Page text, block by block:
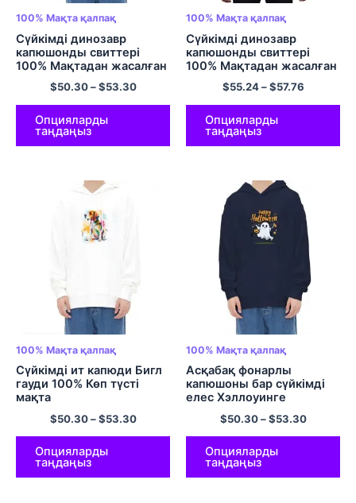
100% Мақта қалпақ
Сүйкімді динозавр
капюшонды свиттері
100% Мақтадан жасалған
ыңғайлы ЕО өлшемді
пуловер ерлер мен
әйелдерге арналған
үлкен габариттік капюди
Ең жақсы достар капюдиі
Түрлі түсті
$50.30–$53.30
Опцияларды
таңдаңыз
100% Мақта қалпақ
Сүйкімді динозавр
капюшонды свиттері
100% Мақтадан жасалған
ыңғайлы ЕО өлшемді Zip
Up Hoodies Ерлер мен
әйелдерге арналған
үлкен габариттік Hoodie
Ең жақсы достар Капус
Түрлі түсті
$55.24–$57.76
Опцияларды
таңдаңыз
100% Мақта қалпақ
Сүйкімді ит капюди Бигл
гауди 100% Көп түсті
мақта
$50.30–$53.30
Опцияларды
таңдаңыз
100% Мақта қалпақ
Асқабақ фонарлы
капюшоны бар сүйкімді
елес Хэллоуинге
арналған капюшоны бар
жемпір 100% Ерлер мен
әйелдерге арналған
мақта-матадан жасалған
комфорт пуловер
$50.30–$53.30
Опцияларды
таңдаңыз